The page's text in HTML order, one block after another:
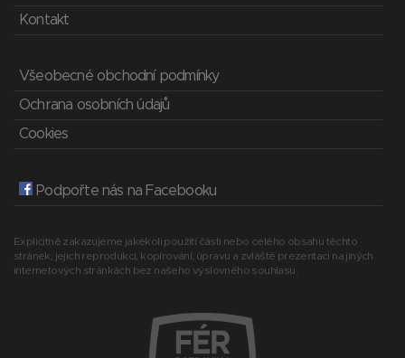
Kontakt
Všeobecné obchodní podmínky
Ochrana osobních údajů
Cookies
Podpořte nás na Facebooku
Explicitně zakazujeme jakékoli použití části nebo celého obsahu těchto
stránek, jejich reprodukci, kopírování, úpravu a zvláště prezentaci na jiných
internetových stránkách bez našeho výslovného souhlasu.